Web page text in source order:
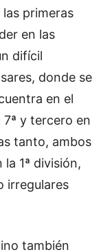
primeras
en las
difícil
donde se
en el
y tercero en
tanto, ambos
1ª división,
irregulares
también